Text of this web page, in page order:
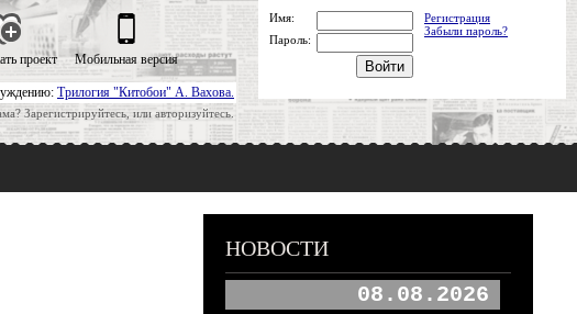
Трилогия "Китобои" А. Вахова.
Зарегистрируйтесь, или авторизуйтесь.
проект Мобильная версия
Имя:
Регистрация
Забыли пароль?
Пароль:
НОВОСТИ
08.08.2026